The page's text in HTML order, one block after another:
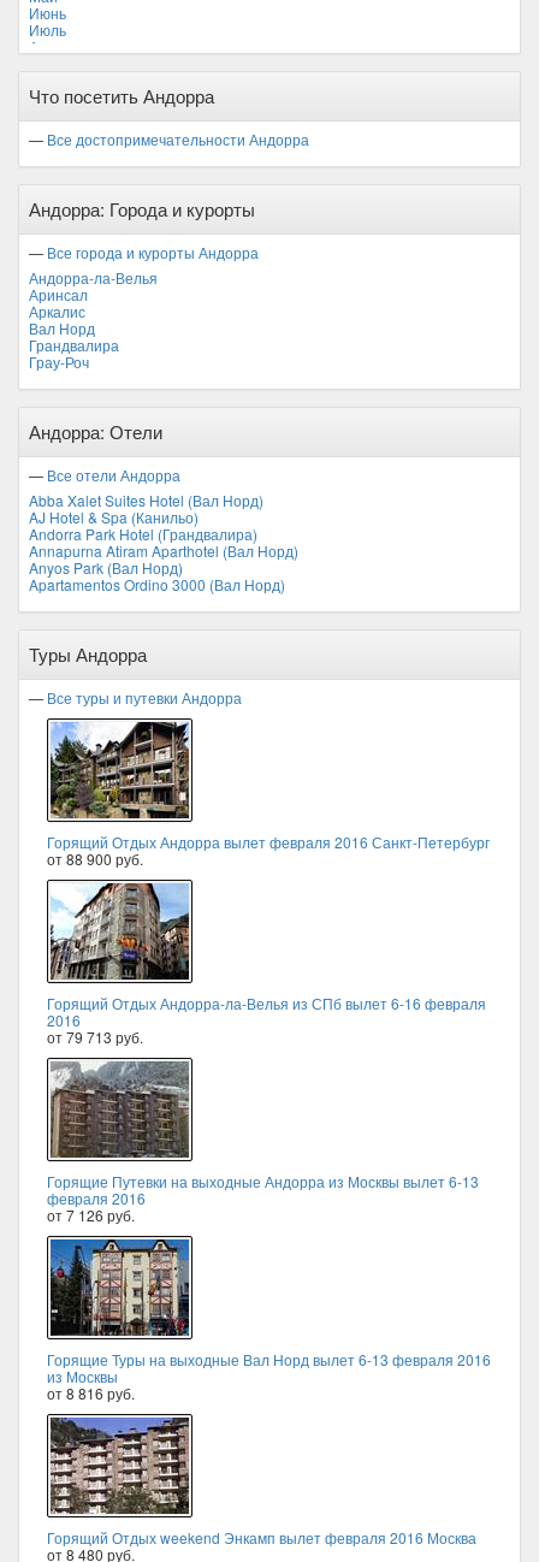
Июнь
Июль
Август
Ноябрь
Что посетить Андорра
— Все достопримечательности Андорра
Андорра: Города и курорты
— Все города и курорты Андорра
Андорра-ла-Велья
Аринсал
Аркалис
Вал Норд
Грандвалира
Грау-Роч
Андорра: Отели
— Все отели Андорра
Abba Xalet Suites Hotel (Вал Норд)
AJ Hotel & Spa (Канильо)
Andorra Park Hotel (Грандвалира)
Annapurna Atiram Aparthotel (Вал Норд)
Anyos Park (Вал Норд)
Apartamentos Ordino 3000 (Вал Норд)
Туры Андорра
— Все туры и путевки Андорра
Горящий Отдых Андорра вылет февраля 2016 Санкт-Петербург
от 88 900 руб.
Горящий Отдых Андорра-ла-Велья из СПб вылет 6-16 февраля
2016
от 79 713 руб.
Горящие Путевки на выходные Андорра из Москвы вылет 6-13
февраля 2016
от 7 126 руб.
Горящие Туры на выходные Вал Норд вылет 6-13 февраля 2016
из Москвы
от 8 816 руб.
Горящий Отдых weekend Энкамп вылет февраля 2016 Москва
от 8 480 руб.